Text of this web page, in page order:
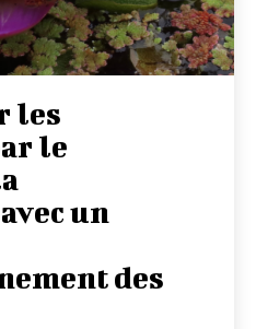
les
le
un
des